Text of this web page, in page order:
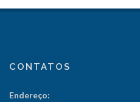
CONTATOS
Endereço: